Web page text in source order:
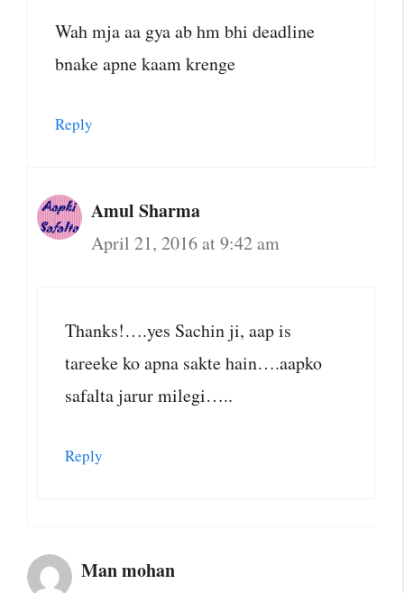
Wah mja aa gya ab hm bhi deadline
bnake apne kaam krenge
Reply
Amul Sharma
April 21, 2016 at 9:42 am
Thanks!….yes Sachin ji, aap is
tareeke ko apna sakte hain….aapko
safalta jarur milegi…..
Reply
Man mohan